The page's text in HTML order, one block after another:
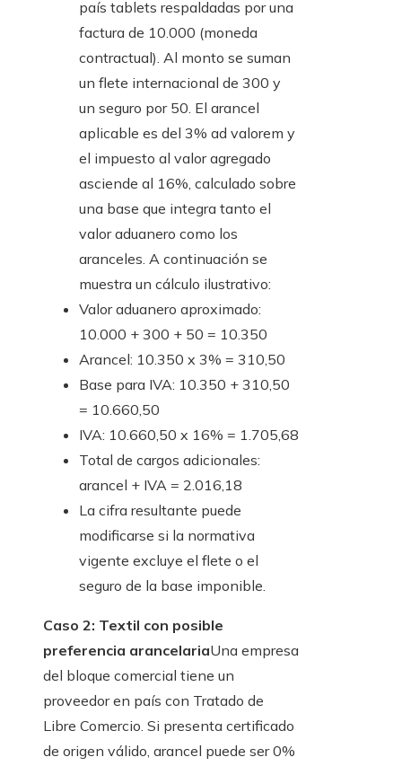
país tablets respaldadas por una
factura de 10.000 (moneda
contractual). Al monto se suman
un flete internacional de 300 y
un seguro por 50. El arancel
aplicable es del 3% ad valorem y
el impuesto al valor agregado
asciende al 16%, calculado sobre
una base que integra tanto el
valor aduanero como los
aranceles. A continuación se
muestra un cálculo ilustrativo:
Valor aduanero aproximado:
10.000 + 300 + 50 = 10.350
Arancel: 10.350 x 3% = 310,50
Base para IVA: 10.350 + 310,50
= 10.660,50
IVA: 10.660,50 x 16% = 1.705,68
Total de cargos adicionales:
arancel + IVA = 2.016,18
La cifra resultante puede
modificarse si la normativa
vigente excluye el flete o el
seguro de la base imponible.
Caso 2: Textil con posible
preferencia arancelariaUna empresa
del bloque comercial tiene un
proveedor en país con Tratado de
Libre Comercio. Si presenta certificado
de origen válido, arancel puede ser 0%